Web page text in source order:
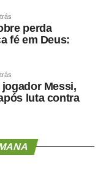
perda
fé em Deus:
Messi,
luta contra